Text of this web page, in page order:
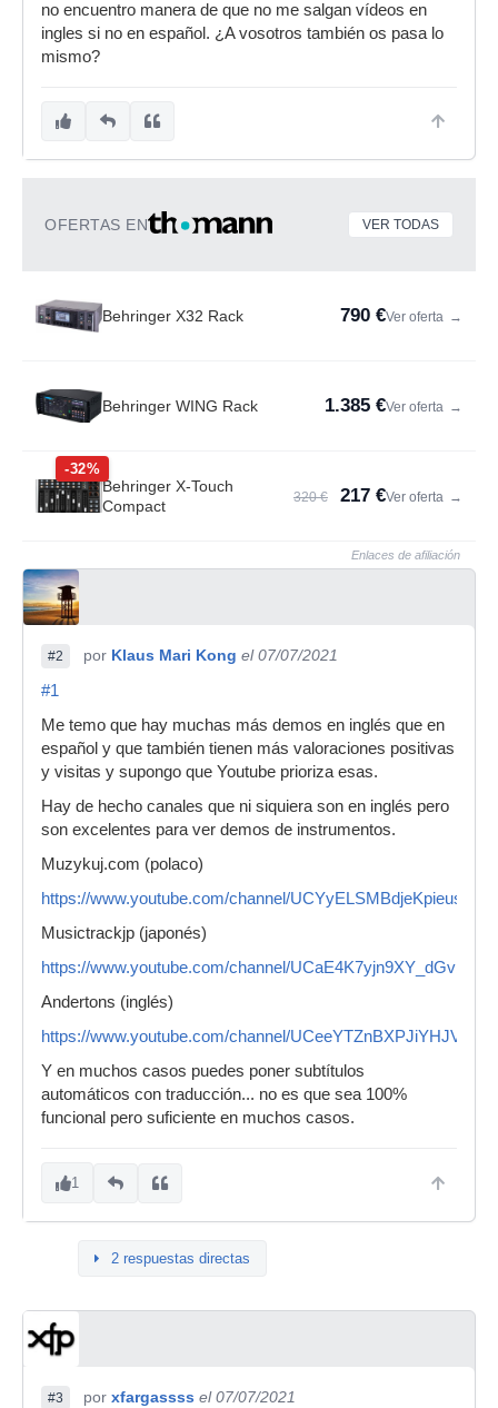
no encuentro manera de que no me salgan vídeos en
ingles si no en español. ¿A vosotros también os pasa lo
mismo?
OFERTAS EN VER TODAS
Behringer X32 Rack 790 €Ver oferta →
Behringer WING Rack 1.385 €Ver oferta →
-32%
Behringer X-Touch
Compact
320 € 217 €Ver oferta →
Enlaces de afiliación
#2 por Klaus Mari Kong el 07/07/2021
#1
Me temo que hay muchas más demos en inglés que en
español y que también tienen más valoraciones positivas
y visitas y supongo que Youtube prioriza esas.
Hay de hecho canales que ni siquiera son en inglés pero
son excelentes para ver demos de instrumentos.
Muzykuj.com (polaco)
https://www.youtube.com/channel/
Musictrackjp (japonés)
https://www.youtube.com/channel/
Andertons (inglés)
https://www.youtube.com/channel/
Y en muchos casos puedes poner subtítulos
automáticos con traducción... no es que sea 100%
funcional pero suficiente en muchos casos.
1
2 respuestas directas
#3 por xfargassss el 07/07/2021